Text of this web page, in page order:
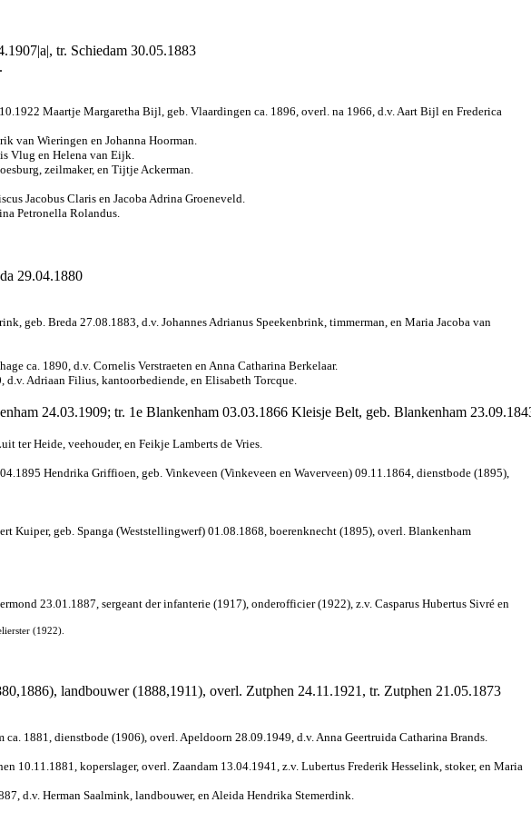
tr. Schiedam 30.05.1883
Maartje Margaretha Bijl, geb. Vlaardingen ca. 1896, overl. na 1966, d.v. Aart Bijl en Frederica
van Wieringen en Johanna Hoorman.
Vlug en Helena van Eijk.
zeilmaker, en Tijtje Ackerman.
Jacobus Claris en Jacoba Adrina Groeneveld.
Petronella Rolandus.
29.04.1880
geb. Breda 27.08.1883, d.v. Johannes Adrianus Speekenbrink, timmerman, en Maria Jacoba van
ca. 1890, d.v. Cornelis Verstraeten en Anna Catharina Berkelaar.
Adriaan Filius, kantoorbediende, en Elisabeth Torcque.
24.03.1909; tr. 1e Blankenham 03.03.1866 Kleisje Belt, geb. Blankenham
ter Heide, veehouder, en Feikje Lamberts de Vries.
Hendrika Griffioen, geb. Vinkeveen (Vinkeveen en Waverveen) 09.11.1864, dienstbode (1895),
Kuiper, geb. Spanga (Weststellingwerf) 01.08.1868, boerenknecht (1895), overl. Blankenham
23.01.1887, sergeant der infanterie (1917), onderofficier (1922), z.v. Casparus Hubertus Sivré en
(1922).
landbouwer (1888,1911), overl. Zutphen 24.11.1921, tr. Zutphen 21.05.1873
ca. 1881, dienstbode (1906), overl. Apeldoorn 28.09.1949, d.v. Anna Geertruida Catharina Brands.
10.11.1881, koperslager, overl. Zaandam 13.04.1941, z.v. Lubertus Frederik Hesselink, stoker, en Maria
d.v. Herman Saalmink, landbouwer, en Aleida Hendrika Stemerdink.